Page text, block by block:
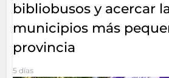
bibliobusos y acercar
municipios más
provincia
5 días